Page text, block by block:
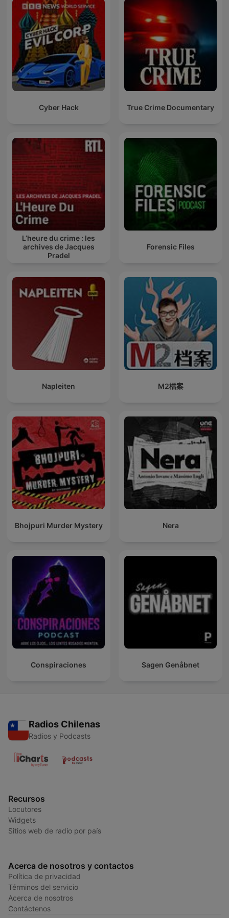
Cyber Hack True Crime Documentary
L’heure du crime : les
archives de Jacques
Pradel
Forensic Files
Napleiten M2檔案
Bhojpuri Murder Mystery Nera
Conspiraciones Sagen Genåbnet
Radios Chilenas
Radios y Podcasts
Recursos
Locutores
Widgets
Sitios web de radio por país
Acerca de nosotros y contactos
Política de privacidad
Términos del servicio
Acerca de nosotros
Contáctenos